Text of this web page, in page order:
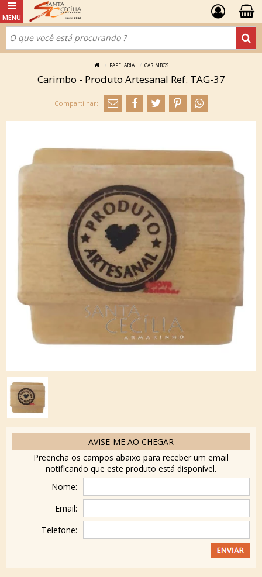
PAPELARIA CARIMBOS
Carimbo - Produto Artesanal Ref. TAG-37
AVISE-ME AO CHEGAR
Preencha os campos abaixo para receber um email
notificando que este produto está disponível.
Nome:
Email:
Telefone: